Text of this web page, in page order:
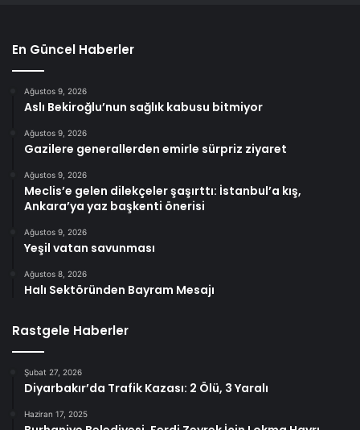
En Güncel Haberler
Ağustos 9, 2026
Aslı Bekiroğlu’nun sağlık kabusu bitmiyor
Ağustos 9, 2026
Gazilere generallerden emirle sürpriz ziyaret
Ağustos 9, 2026
Meclis’e gelen dilekçeler şaşırttı: İstanbul’a kış,
Ankara’ya yaz başkenti önerisi
Ağustos 9, 2026
Yeşil vatan savunması
Ağustos 8, 2026
Halı Sektöründen Bayram Mesajı
Rastgele Haberler
Şubat 27, 2026
Diyarbakır’da Trafik Kazası: 2 Ölü, 3 Yaralı
Haziran 17, 2025